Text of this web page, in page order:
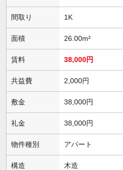
間取り 1K
面積 26.00m²
賃料 38,000円
共益費 2,000円
敷金 38,000円
礼金 38,000円
物件種別 アパート
構造 木造